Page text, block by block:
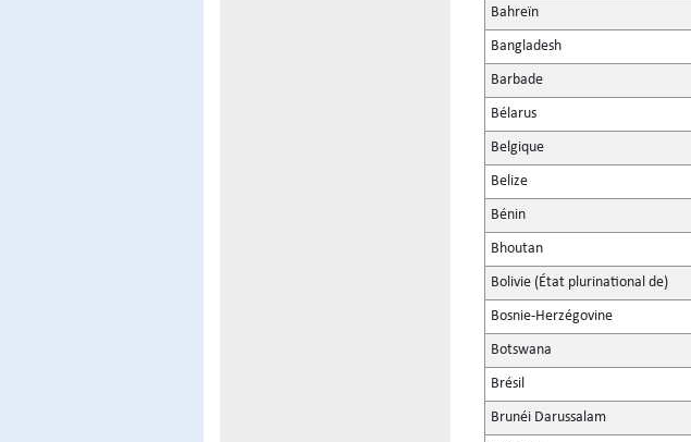
Bahreïn
Bangladesh
Barbade
Bélarus
Belgique
Belize
Bénin
Bhoutan
Bolivie (État plurinational de)
Bosnie-Herzégovine
Botswana
Brésil
Brunéi Darussalam